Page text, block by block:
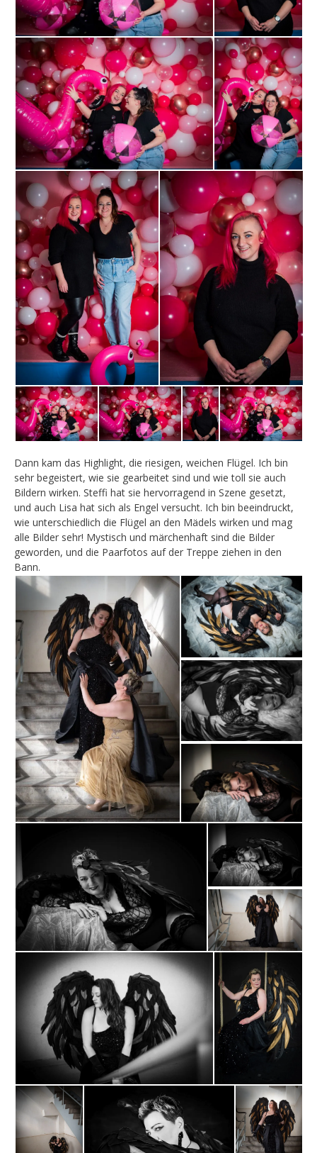
Dann kam das Highlight, die riesigen, weichen Flügel. Ich bin
sehr begeistert, wie sie gearbeitet sind und wie toll sie auch
Bildern wirken. Steffi hat sie hervorragend in Szene gesetzt,
und auch Lisa hat sich als Engel versucht. Ich bin beeindruckt,
wie unterschiedlich die Flügel an den Mädels wirken und mag
alle Bilder sehr! Mystisch und märchenhaft sind die Bilder
geworden, und die Paarfotos auf der Treppe ziehen in den
Bann.